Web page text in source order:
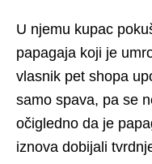
U njemu kupac
papagaja koji je
vlasnik pet shopa
samo spava, pa se
očigledno da je
iznova dobijali